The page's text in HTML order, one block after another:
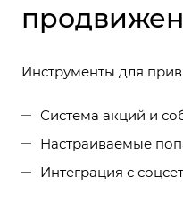
Инструменты для
Система акций и
Настраиваемые
Интеграция с